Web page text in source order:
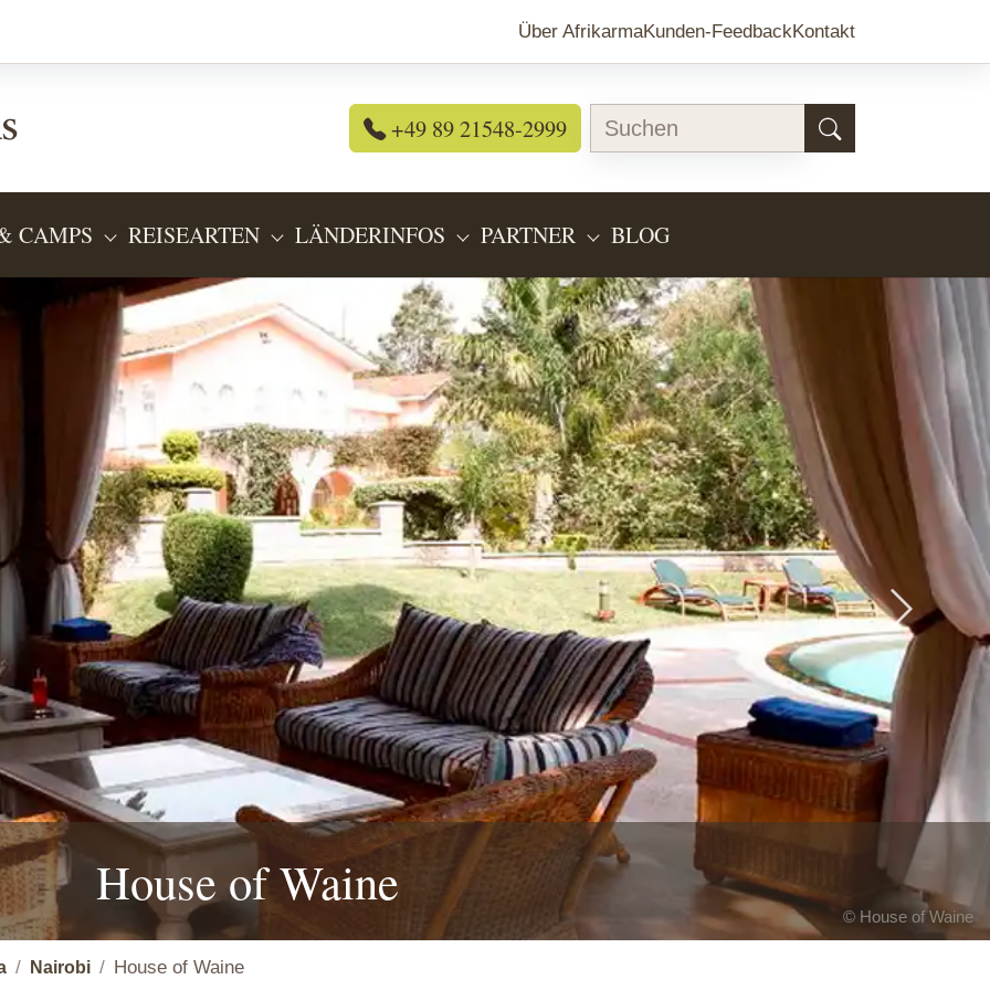
Über AfrikarmaKunden-FeedbackKontakt
+49 89 21548-2999
"REISEANGEBOTE"
CAMPS SUBMENU FOR "LODGES & CAMPS"
REISEARTEN SUBMENU FOR "REISEARTEN"
LÄNDERINFOS SUBMENU FOR "LÄNDERINFOS"
PARTNER SUBMENU FOR "PARTNER"
BLOG
House of Waine
© House of Waine
Next
Nairobi House of Waine